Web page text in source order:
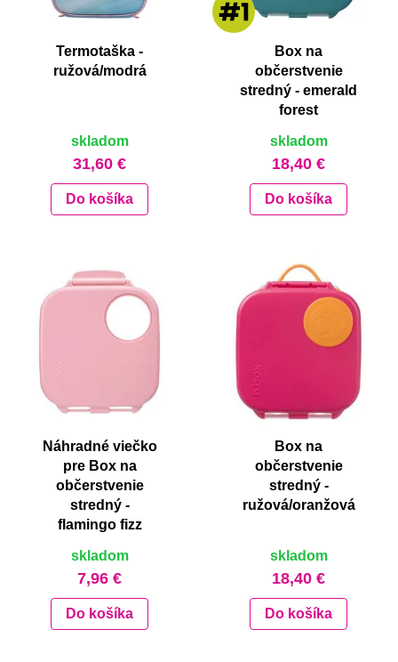
Termotaška -
ružová/modrá
skladom
31,60 €
Do košíka
Box na
občerstvenie
stredný - emerald
forest
skladom
18,40 €
Do košíka
Náhradné viečko
pre Box na
občerstvenie
stredný -
flamingo fizz
skladom
7,96 €
Do košíka
Box na
občerstvenie
stredný -
ružová/oranžová
skladom
18,40 €
Do košíka